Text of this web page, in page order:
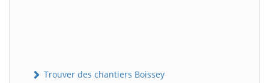
Trouver des chantiers Boissey